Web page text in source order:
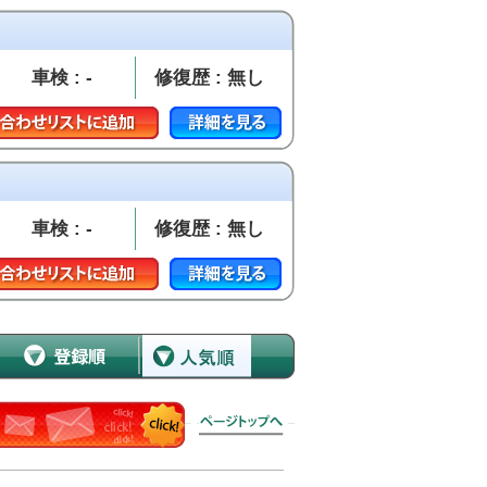
車検 : - 修復歴 : 無し
車検 : - 修復歴 : 無し